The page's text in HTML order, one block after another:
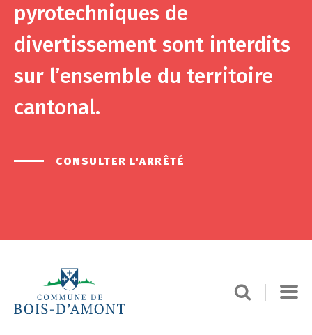
pyrotechniques de
divertissement sont interdits
sur l’ensemble du territoire
cantonal.
CONSULTER L'ARRÊTÉ